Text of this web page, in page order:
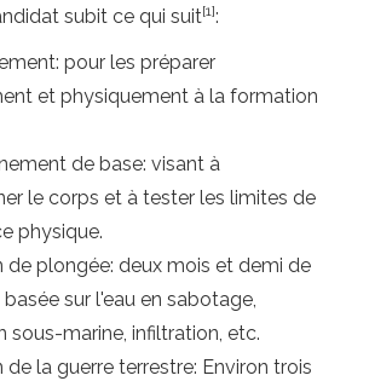
subit ce qui suit[1]:
pour les préparer
et physiquement à la formation
de base: visant à
le corps et à tester les limites de
physique.
de plongée: deux mois et demi de
sur l'eau en sabotage,
sous-marine, infiltration, etc.
de la guerre terrestre: Environ trois